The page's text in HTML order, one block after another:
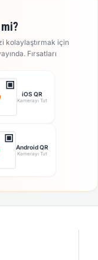
kolaylaştırmak için
Fırsatları
iOS QR
Kamerayı Tut
Android QR
Kamerayı Tut